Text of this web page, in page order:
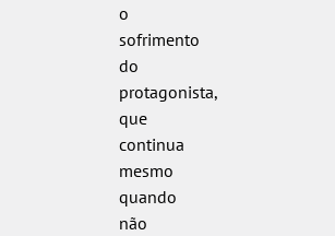
o
sofrimento
do
protagonista,
que
continua
mesmo
quando
não